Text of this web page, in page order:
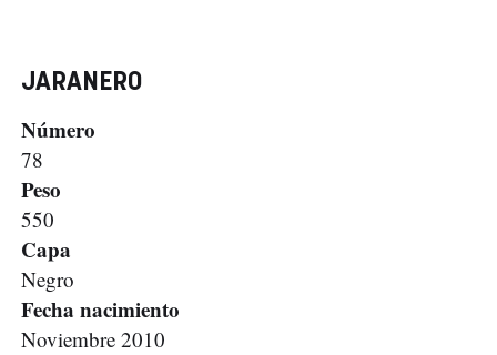
JARANERO
Número
78
Peso
550
Capa
Negro
Fecha nacimiento
Noviembre 2010